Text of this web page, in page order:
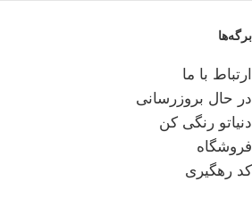
برگه‌ها
ارتباط با ما
در حال بروزرسانی
دنیاتو رنگی کن
فروشگاه
کد رهگیری